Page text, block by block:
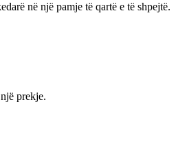
në një pamje të qartë e të shpejtë.
prekje.